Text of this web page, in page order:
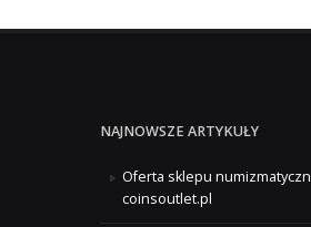
NAJNOWSZE ARTYKUŁY
Oferta sklepu
coinsoutlet.pl